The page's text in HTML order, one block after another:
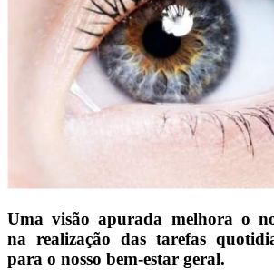
Uma visão apurada melhora o
na realização das tarefas
para o nosso bem-estar geral.